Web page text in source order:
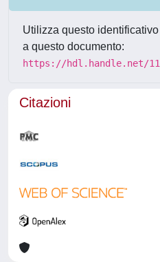
Utilizza questo
a questo documento:
https://hdl.handle.net/
Citazioni